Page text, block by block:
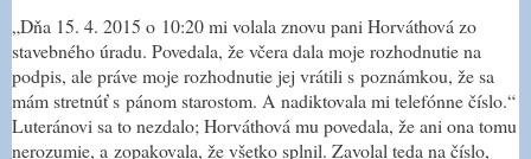
„Dňa 15. 4. 2015 o 10:20 mi volala znovu pani Horváthová zo
stavebného úradu. Povedala, že včera dala moje rozhodnutie na
podpis, ale práve moje rozhodnutie jej vrátili s poznámkou, že sa
mám stretnúť s pánom starostom. A nadiktovala mi telefónne číslo.“
Luteránovi sa to nezdalo; Horváthová mu povedala, že ani ona tomu
nerozumie, a zopakovala, že všetko splnil. Zavolal teda na číslo,